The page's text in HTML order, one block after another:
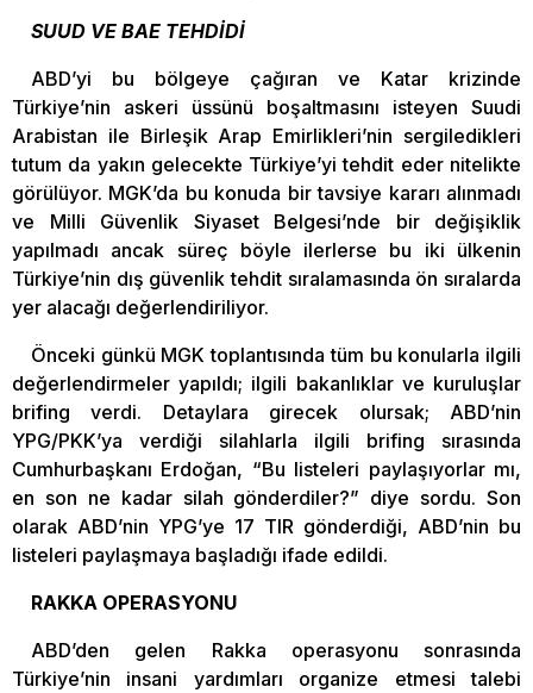
SUUD VE BAE TEHDİDİ
ABD’yi bu bölgeye çağıran ve Katar krizinde
Türkiye’nin askeri üssünü boşaltmasını isteyen Suudi
Arabistan ile Birleşik Arap Emirlikleri’nin sergiledikleri
tutum da yakın gelecekte Türkiye’yi tehdit eder nitelikte
görülüyor. MGK’da bu konuda bir tavsiye kararı alınmadı
ve Milli Güvenlik Siyaset Belgesi’nde bir değişiklik
yapılmadı ancak süreç böyle ilerlerse bu iki ülkenin
Türkiye’nin dış güvenlik tehdit sıralamasında ön sıralarda
yer alacağı değerlendiriliyor.
Önceki günkü MGK toplantısında tüm bu konularla ilgili
değerlendirmeler yapıldı; ilgili bakanlıklar ve kuruluşlar
brifing verdi. Detaylara girecek olursak; ABD’nin
YPG/PKK’ya verdiği silahlarla ilgili brifing sırasında
Cumhurbaşkanı Erdoğan, “Bu listeleri paylaşıyorlar mı,
en son ne kadar silah gönderdiler?” diye sordu. Son
olarak ABD’nin YPG’ye 17 TIR gönderdiği, ABD’nin bu
listeleri paylaşmaya başladığı ifade edildi.
RAKKA OPERASYONU
ABD’den gelen Rakka operasyonu sonrasında
Türkiye’nin insani yardımları organize etmesi talebi